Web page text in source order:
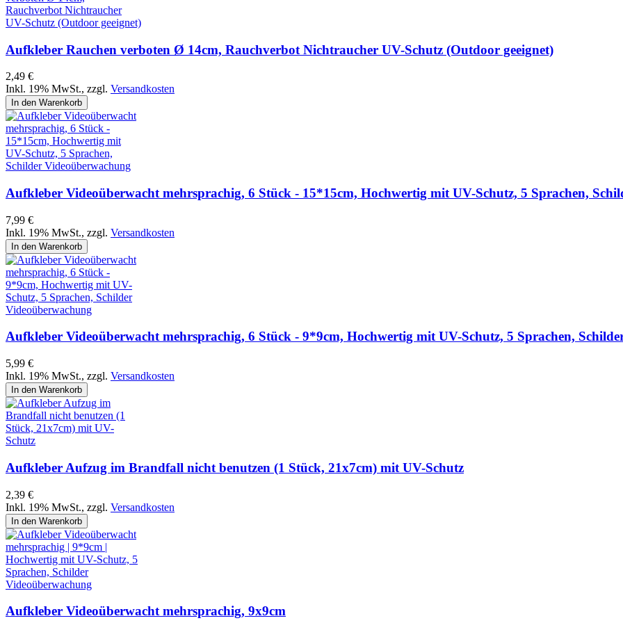
Aufkleber Rauchen verboten Ø 14cm, Rauchverbot Nichtraucher UV-Schutz (Outdoor geeignet)
2,49 €
Inkl. 19% MwSt., zzgl. Versandkosten
In den Warenkorb
Aufkleber Videoüberwacht mehrsprachig, 6 Stück - 15*15cm, Hochwertig mit UV-Schutz, 5 Sprachen,
7,99 €
Inkl. 19% MwSt., zzgl. Versandkosten
In den Warenkorb
Aufkleber Videoüberwacht mehrsprachig, 6 Stück - 9*9cm, Hochwertig mit UV-Schutz, 5 Sprachen,
5,99 €
Inkl. 19% MwSt., zzgl. Versandkosten
In den Warenkorb
Aufkleber Aufzug im Brandfall nicht benutzen (1 Stück, 21x7cm) mit UV-Schutz
2,39 €
Inkl. 19% MwSt., zzgl. Versandkosten
In den Warenkorb
Aufkleber Videoüberwacht mehrsprachig, 9x9cm